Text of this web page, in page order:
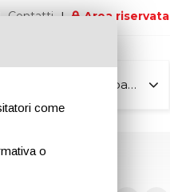
Contatti Area riservata
Tutte le pagine
come
o